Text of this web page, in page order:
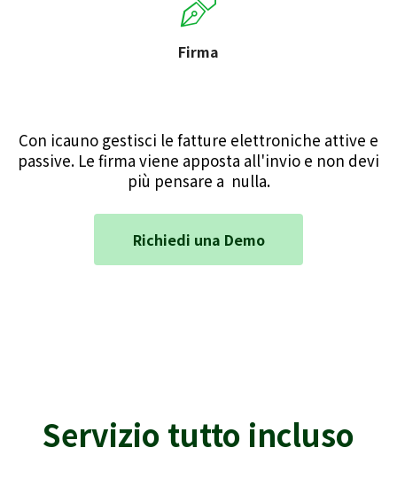
Firma
Con icauno gestisci le fatture elettroniche attive e
passive. Le firma viene apposta all'invio e non devi
più pensare a nulla.
Richiedi una Demo
Servizio tutto incluso